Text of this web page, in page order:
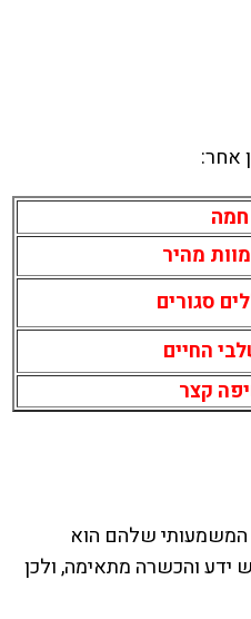
אחר:
סגורים
החיים
קצר
המשמעותי שלהם הוא
ידע והכשרה מתאימה, ולכן